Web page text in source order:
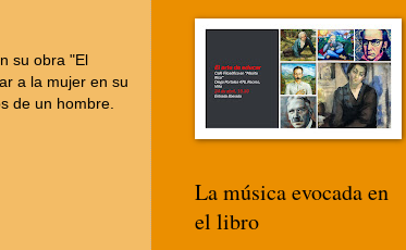
su obra "El
a la mujer en su
de un hombre.
La música evocada en
el libro